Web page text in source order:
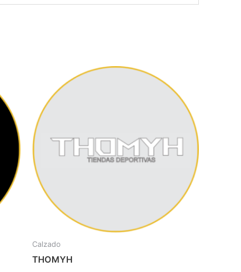
Calzado
THOMYH